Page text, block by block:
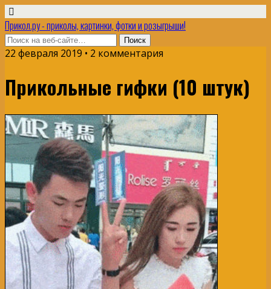
Прикол.ру - приколы, картинки, фотки и розыгрыши!
22 февраля 2019 • 2 комментария
Прикольные гифки (10 штук)